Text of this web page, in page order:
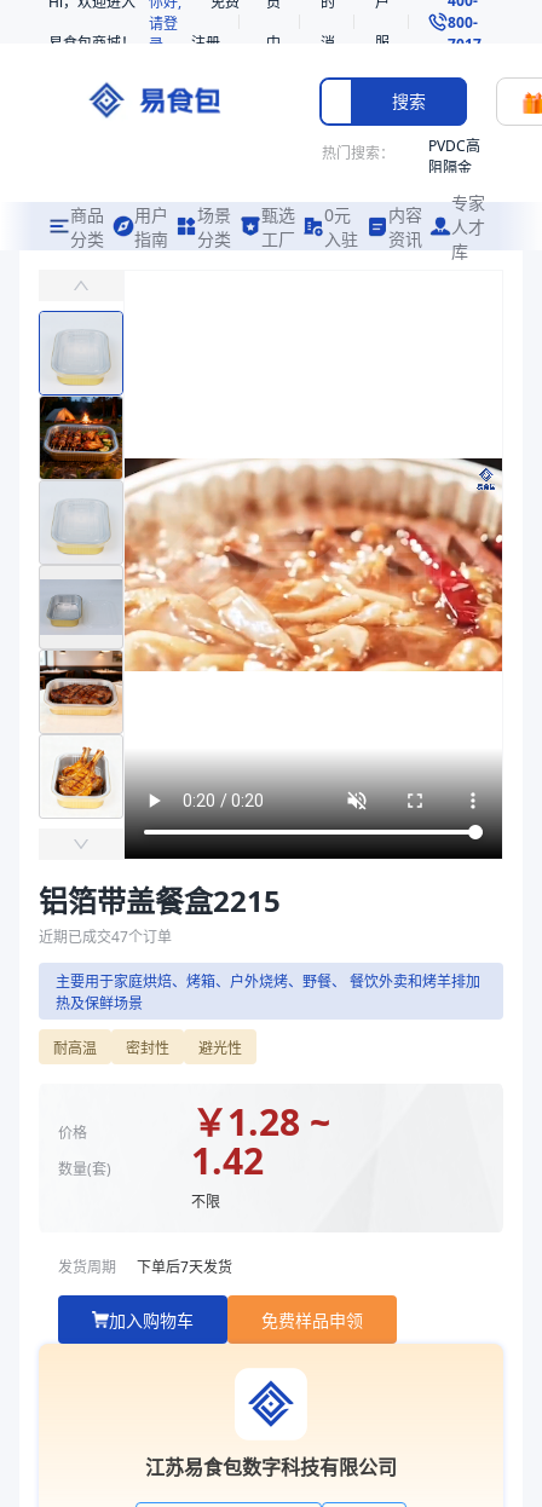
易食包商城！
请登
录
注册
中
消
息
服
务
800-
7017
搜索
热门搜索：
PVDC高
阻隔金
共挤热
收缩袋
221330
SE53
热收缩
袋
拉伸膜
商品
分类
用户
指南
场景
分类
甄选
工厂
0元
入驻
内容
资讯
专家
人才
库
主要用于家庭烘焙、烤箱、户外烧烤、野餐、 餐饮外卖和烤羊排加热及
易食包（EPAK）专注于铝箔带盖餐盒2215包装，提供详尽的规格参数
产品卖点：
耐高温、密封性、避光性
应用场景：主要用于家庭烘焙、烤箱、户外烧烤、野餐、 餐饮外卖和烤
价格：￥1.28 ~ ￥1.42
商品参数
商品分类
铝箔餐盒
主要材质
铝箔 、PP
长度（mm）
220
宽度（mm）
151
高度（mm）
45、60
克重（g）
18.7、23
盖长度（mm）
盖宽度（mm）
150
盖高度（mm）
10
盖克重（g）
37
主要材质
铝箔 、PP
长度（mm）
220
宽度（mm）
151
高度（mm）
克重（g）
18.7、23
金色
盖宽度（mm）
盖高度（mm）
商品图片
铝箔带盖餐盒2215
近期已成交47个订单
主要用于家庭烘焙、烤箱、户外烧烤、野餐、 餐饮外卖和烤羊排加
热及保鲜场景
耐高温 密封性 避光性
价格
数量(套)
￥1.28 ~
1.42
不限
发货周期 下单后7天发货
加入购物车 免费样品申领
江苏易食包数字科技有限公司